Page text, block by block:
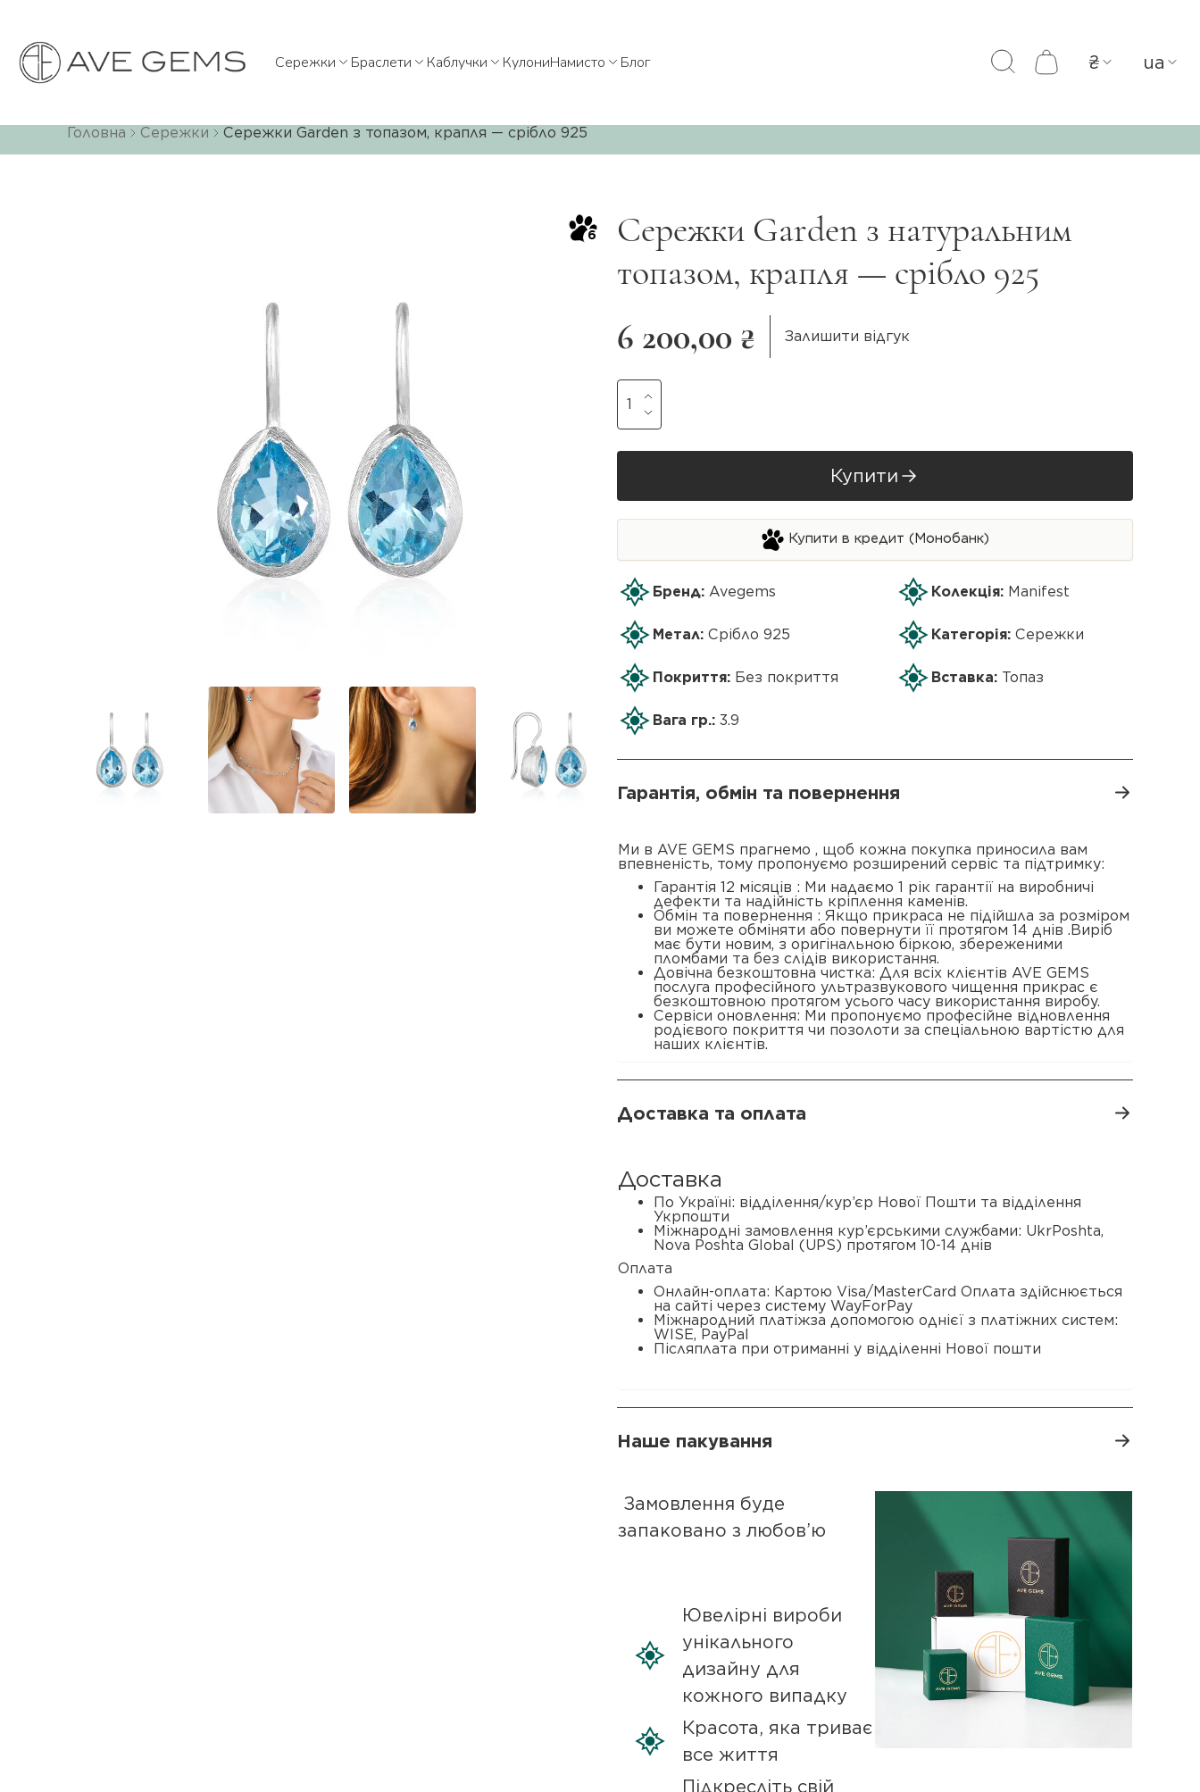
Сережки Браслети Каблучки КулониНамисто Блог ₴ ua
Головна Сережки Сережки Garden з топазом, крапля — срібло 925
6
Сережки Garden з натуральним
топазом, крапля — срібло 925
6 200,00 ₴
Залишити відгук
Купити
Купити в кредит (Монобанк)
Бренд: Avegems Колекція: Manifest
Метал: Срібло 925 Категорія: Сережки
Покриття: Без покриття Вставка: Топаз
Вага гр.: 3.9
Гарантія, обмін та повернення
Ми в AVE GEMS прагнемо , щоб кожна покупка приносила вам
впевненість, тому пропонуємо розширений сервіс та підтримку:
Гарантія 12 місяців : Ми надаємо 1 рік гарантії на виробничі
дефекти та надійність кріплення каменів.
Обмін та повернення : Якщо прикраса не підійшла за розміром
ви можете обміняти або повернути її протягом 14 днів .Виріб
має бути новим, з оригінальною біркою, збереженими
пломбами та без слідів використання.
Довічна безкоштовна чистка: Для всіх клієнтів AVE GEMS
послуга професійного ультразвукового чищення прикрас є
безкоштовною протягом усього часу використання виробу.
Сервіси оновлення: Ми пропонуємо професійне відновлення
родієвого покриття чи позолоти за спеціальною вартістю для
наших клієнтів.
Доставка та оплата
Доставка
По Україні: відділення/кур’єр Нової Пошти та відділення
Укрпошти
Міжнародні замовлення кур’єрськими службами: UkrPoshta,
Nova Poshta Global (UPS) протягом 10-14 днів
Оплата
Онлайн-оплата: Картою Visa/MasterCard Оплата здійснюється
на сайті через систему WayForPay
Міжнародний платіжза допомогою однієї з платіжних систем:
WISE, PayPal
Післяплата при отриманні у відділенні Нової пошти
Наше пакування
Замовлення буде
запаковано з любов’ю
Ювелірні вироби
унікального
дизайну для
кожного випадку
Красота, яка триває
все життя
Підкресліть свій